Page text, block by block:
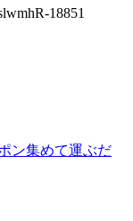
18851
ン集めて運ぶだ